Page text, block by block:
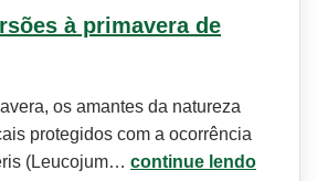
à primavera de
os amantes da natureza
protegidos com a ocorrência
(Leucojum… continue lendo